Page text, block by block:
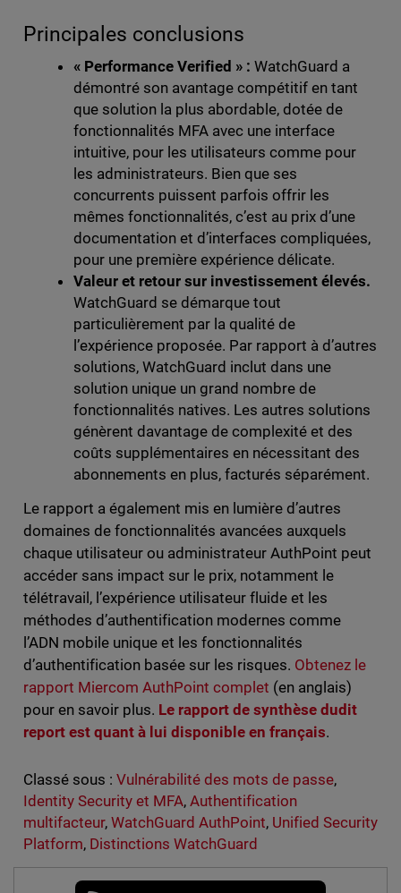
Principales conclusions
« Performance Verified » : WatchGuard a
démontré son avantage compétitif en tant
que solution la plus abordable, dotée de
fonctionnalités MFA avec une interface
intuitive, pour les utilisateurs comme pour
les administrateurs. Bien que ses
concurrents puissent parfois offrir les
mêmes fonctionnalités, c’est au prix d’une
documentation et d’interfaces compliquées,
pour une première expérience délicate.
Valeur et retour sur investissement élevés.
WatchGuard se démarque tout
particulièrement par la qualité de
l’expérience proposée. Par rapport à d’autres
solutions, WatchGuard inclut dans une
solution unique un grand nombre de
fonctionnalités natives. Les autres solutions
génèrent davantage de complexité et des
coûts supplémentaires en nécessitant des
abonnements en plus, facturés séparément.
Le rapport a également mis en lumière d’autres
domaines de fonctionnalités avancées auxquels
chaque utilisateur ou administrateur AuthPoint peut
accéder sans impact sur le prix, notamment le
télétravail, l’expérience utilisateur fluide et les
méthodes d’authentification modernes comme
l’ADN mobile unique et les fonctionnalités
d’authentification basée sur les risques. Obtenez le
rapport Miercom AuthPoint complet (en anglais)
pour en savoir plus. Le rapport de synthèse dudit
report est quant à lui disponible en français.
Classé sous : Vulnérabilité des mots de passe,
Identity Security et MFA, Authentification
multifacteur, WatchGuard AuthPoint, Unified Security
Platform, Distinctions WatchGuard